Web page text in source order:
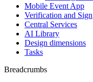
Mobile Event App
Verification and Sign
Central Services
AI Library
Design dimensions
Tasks
Breadcrumbs